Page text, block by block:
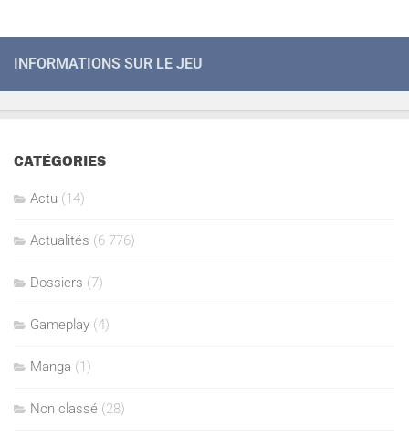
INFORMATIONS SUR LE JEU
CATÉGORIES
Actu (14)
Actualités (6 776)
Dossiers (7)
Gameplay (4)
Manga (1)
Non classé (28)